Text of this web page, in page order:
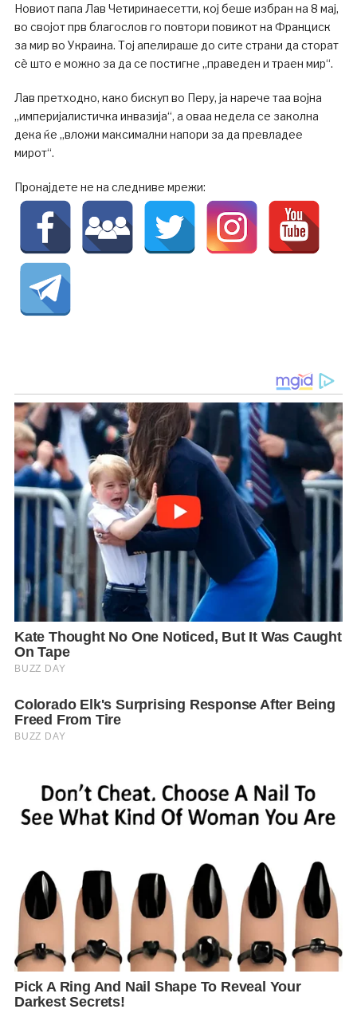
Новиот папа Лав Четиринаесетти, кој беше избран на 8 мај,
во својот прв благослов го повтори повикот на Франциск
за мир во Украина. Тој апелираше до сите страни да сторат
сè што е можно за да се постигне „праведен и траен мир“.
Лав претходно, како бискуп во Перу, ја нарече таа војна
„империјалистичка инвазија“, а оваа недела се заколна
дека ќе „вложи максимални напори за да превладее
мирот“.
Пронајдете не на следниве мрежи: